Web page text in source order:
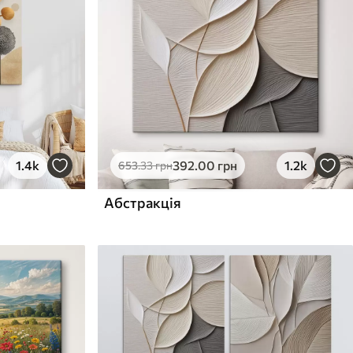
1.4k 653.33грн392.00 грн 1.2k
Абстракція